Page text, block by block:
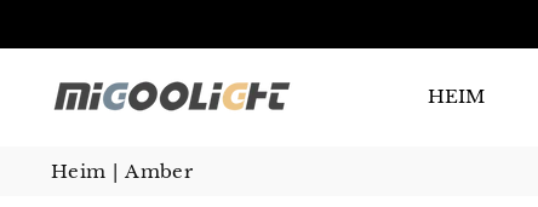
HEIM
Heim | Amber